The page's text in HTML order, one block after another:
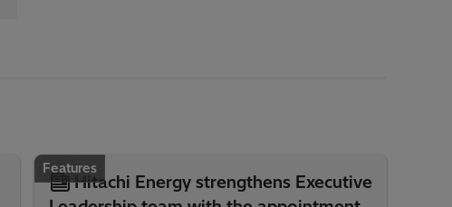
Features
Hitachi Energy strengthens Executive